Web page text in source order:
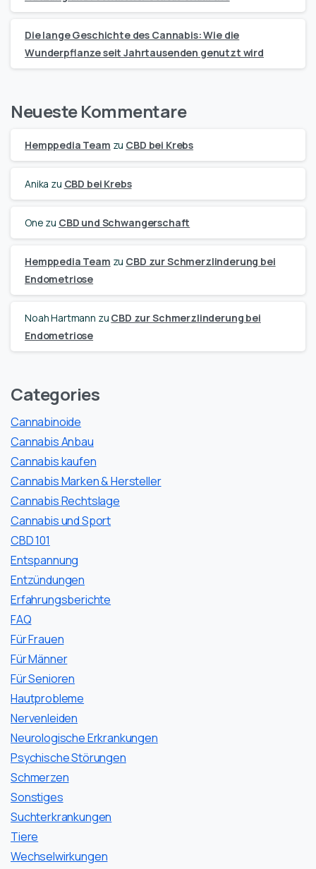
Die lange Geschichte des Cannabis: Wie die
Wunderpflanze seit Jahrtausenden genutzt wird
Neueste Kommentare
Hemppedia Team zu CBD bei Krebs
Anika zu CBD bei Krebs
One zu CBD und Schwangerschaft
Hemppedia Team zu CBD zur Schmerzlinderung bei
Endometriose
Noah Hartmann zu CBD zur Schmerzlinderung bei
Endometriose
Categories
Cannabinoide
Cannabis Anbau
Cannabis kaufen
Cannabis Marken & Hersteller
Cannabis Rechtslage
Cannabis und Sport
CBD 101
Entspannung
Entzündungen
Erfahrungsberichte
FAQ
Für Frauen
Für Männer
Für Senioren
Hautprobleme
Nervenleiden
Neurologische Erkrankungen
Psychische Störungen
Schmerzen
Sonstiges
Suchterkrankungen
Tiere
Wechselwirkungen